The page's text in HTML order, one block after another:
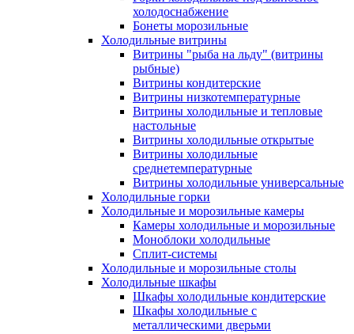
холодоснабжение
Бонеты морозильные
Холодильные витрины
Витрины "рыба на льду" (витрины
рыбные)
Витрины кондитерские
Витрины низкотемпературные
Витрины холодильные и тепловые
настольные
Витрины холодильные открытые
Витрины холодильные
среднетемпературные
Витрины холодильные универсальные
Холодильные горки
Холодильные и морозильные камеры
Камеры холодильные и морозильные
Моноблоки холодильные
Сплит-системы
Холодильные и морозильные столы
Холодильные шкафы
Шкафы холодильные кондитерские
Шкафы холодильные с
металлическими дверьми